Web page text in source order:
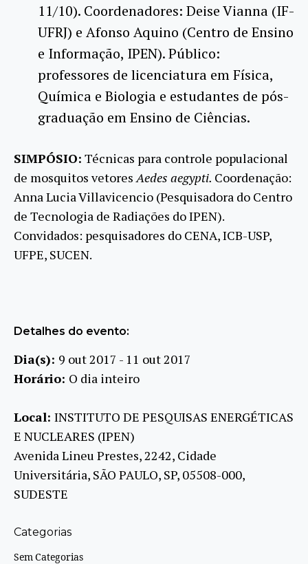
11/10). Coordenadores: Deise Vianna (IF-
UFRJ) e Afonso Aquino (Centro de Ensino
e Informação, IPEN). Público:
professores de licenciatura em Física,
Química e Biologia e estudantes de pós-
graduação em Ensino de Ciências.
SIMPÓSIO: Técnicas para controle populacional
de mosquitos vetores Aedes aegypti. Coordenação:
Anna Lucia Villavicencio (Pesquisadora do Centro
de Tecnologia de Radiações do IPEN).
Convidados: pesquisadores do CENA, ICB-USP,
UFPE, SUCEN.
Detalhes do evento:
Dia(s): 9 out 2017 - 11 out 2017
Horário: O dia inteiro
Local: INSTITUTO DE PESQUISAS ENERGÉTICAS
E NUCLEARES (IPEN)
Avenida Lineu Prestes, 2242, Cidade
Universitária, SÃO PAULO, SP, 05508-000,
SUDESTE
Categorias
Sem Categorias